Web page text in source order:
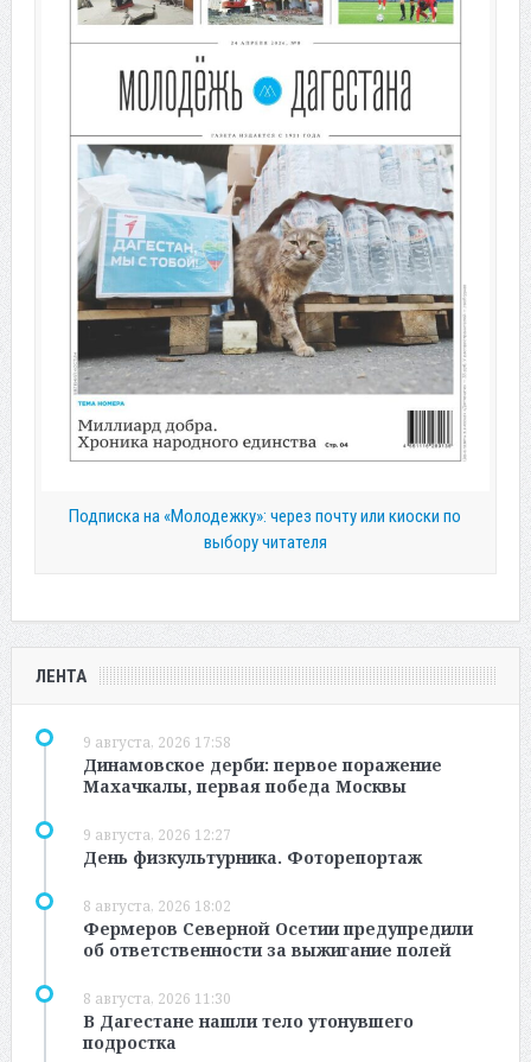
Подписка на «Молодежку»: через почту или киоски по
выбору читателя
ЛЕНТА
9 августа, 2026 17:58
Динамовское дерби: первое поражение
Махачкалы, первая победа Москвы
9 августа, 2026 12:27
День физкультурника. Фоторепортаж
8 августа, 2026 18:02
Фермеров Северной Осетии предупредили
об ответственности за выжигание полей
8 августа, 2026 11:30
В Дагестане нашли тело утонувшего
подростка